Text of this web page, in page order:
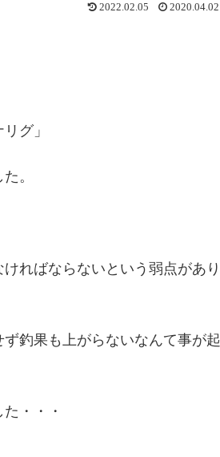
2022.02.05 2020.04.02
グ」
。
ればならないという弱点があり
釣果も上がらないなんて事が起
・・・